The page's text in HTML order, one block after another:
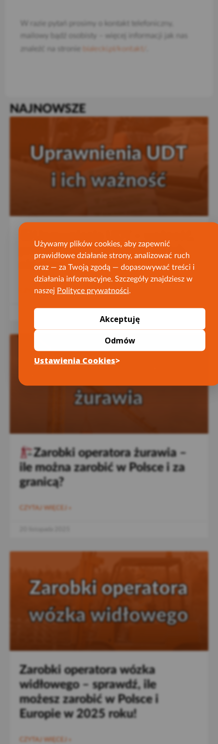
Używamy plików cookies, aby zapewnić
prawidłowe działanie strony, analizować ruch
oraz — za Twoją zgodą — dopasowywać treści i
działania informacyjne. Szczegóły znajdziesz w
naszej Polityce prywatności.
Akceptuję
Odmów
Ustawienia Cookies
mailowy bądź osobisty – więcej informacji jak nas
bialecki.pl/kontakt/
NAJNOWSZE
przedłużenie i co zrobić, by ich
nie stracić
CZYTAJ WIĘCEJ »
19 grudnia 2025
Zarobki operatora żurawia –
ile można zarobić w Polsce i za
granicą?
CZYTAJ WIĘCEJ »
Zarobki operatora wózka
widłowego – sprawdź, ile
możesz zarobić w Polsce i
Europie w 2025 roku!
CZYTAJ WIĘCEJ »